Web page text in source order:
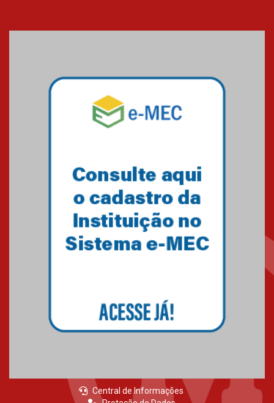
Mackenzie mobiliza campanha
solidária para apoiar famílias em
Minas Gerais
Primeiro culto do ano ressalta o
27.02.2026
Central de Informações